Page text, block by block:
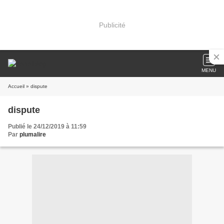
Publicité
MENU
Accueil » dispute
dispute
Publié le 24/12/2019 à 11:59
Par plumalire